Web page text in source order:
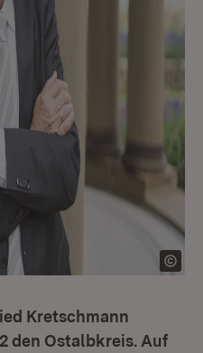
Kretschmann
den Ostalbkreis. Auf